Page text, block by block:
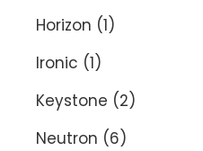
Horizon (1)
Ironic (1)
Keystone (2)
Neutron (6)